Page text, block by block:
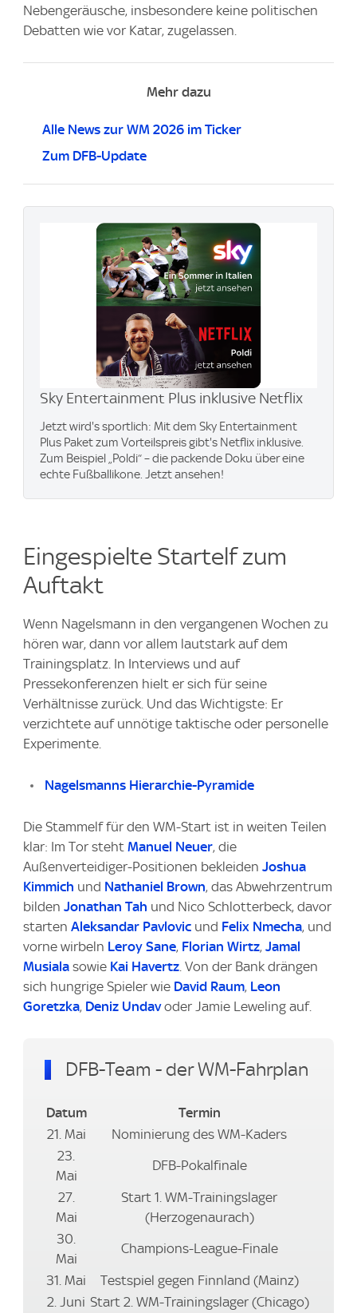
Nebengeräusche, insbesondere keine politischen
Debatten wie vor Katar, zugelassen.
Mehr dazu
Alle News zur WM 2026 im Ticker
Zum DFB-Update
Sky Entertainment Plus inklusive Netflix
Jetzt wird's sportlich: Mit dem Sky Entertainment
Plus Paket zum Vorteilspreis gibt's Netflix inklusive.
Zum Beispiel „Poldi“ – die packende Doku über eine
echte Fußballikone. Jetzt ansehen!
Eingespielte Startelf zum
Auftakt
Wenn Nagelsmann in den vergangenen Wochen zu
hören war, dann vor allem lautstark auf dem
Trainingsplatz. In Interviews und auf
Pressekonferenzen hielt er sich für seine
Verhältnisse zurück. Und das Wichtigste: Er
verzichtete auf unnötige taktische oder personelle
Experimente.
Nagelsmanns Hierarchie-Pyramide
Die Stammelf für den WM-Start ist in weiten Teilen
klar: Im Tor steht Manuel Neuer, die
Außenverteidiger-Positionen bekleiden Joshua
Kimmich und Nathaniel Brown, das Abwehrzentrum
bilden Jonathan Tah und Nico Schlotterbeck, davor
starten Aleksandar Pavlovic und Felix Nmecha, und
vorne wirbeln Leroy Sane, Florian Wirtz, Jamal
Musiala sowie Kai Havertz. Von der Bank drängen
sich hungrige Spieler wie David Raum, Leon
Goretzka, Deniz Undavoder Jamie Leweling auf.
DFB-Team - der WM-Fahrplan
Datum
Termin
21. Mai
Nominierung des WM-Kaders
23.
Mai
DFB-Pokalfinale
27.
Mai
Start 1. WM-Trainingslager
(Herzogenaurach)
30.
Mai
Champions-League-Finale
31. Mai
Testspiel gegen Finnland (Mainz)
2. Juni Start 2. WM-Trainingslager (Chicago)